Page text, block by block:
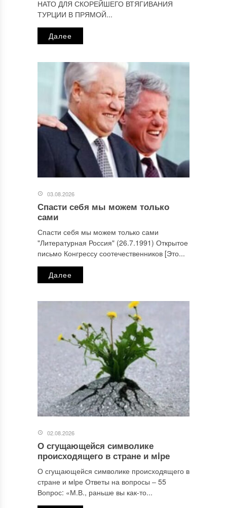
НАТО ДЛЯ СКОРЕЙШЕГО ВТЯГИВАНИЯ
ТУРЦИИ В ПРЯМОЙ...
Далее
03.08.2026
Спасти себя мы можем только
сами
Спасти себя мы можем только сами
"Литературная Россия" (26.7.1991) Открытое
письмо Конгрессу соотечественников [Это...
Далее
02.08.2026
О сгущающейся символике
происходящего в стране и мiре
О сгущающейся символике происходящего в
стране и мiре Ответы на вопросы ‒ 55
Вопрос: «М.В., раньше вы как-то...